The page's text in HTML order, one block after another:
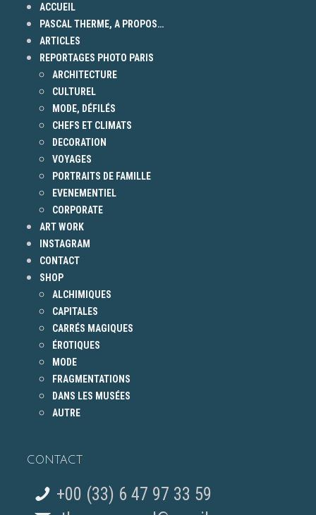
ACCUEIL
PASCAL THERME, A PROPOS…
ARTICLES
REPORTAGES PHOTO PARIS
ARCHITECTURE
CULTUREL
MODE, DÉFILÉS
CHEFS ET CLIMATS
DECORATION
VOYAGES
PORTRAITS DE FAMILLE
EVENEMENTIEL
CORPORATE
ART WORK
INSTAGRAM
CONTACT
SHOP
ALCHIMIQUES
CAPITALES
CARRÉS MAGIQUES
ÉROTIQUES
MODE
FRAGMENTATIONS
DANS LES MUSÉES
AUTRE
CONTACT
+00 (33) 6 47 97 33 59